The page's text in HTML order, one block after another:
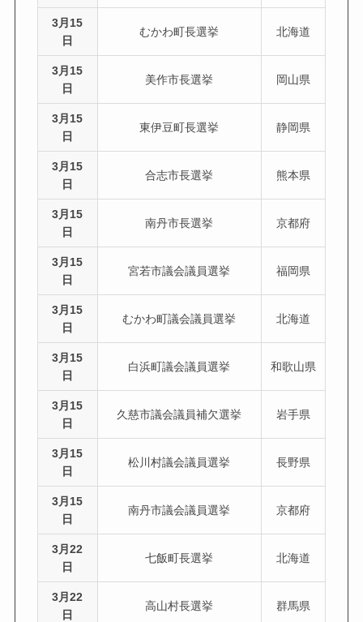
3月15
日
むかわ町長選挙 北海道
3月15
日
美作市長選挙 岡山県
3月15
日
東伊豆町長選挙 静岡県
3月15
日
合志市長選挙 熊本県
3月15
日
南丹市長選挙 京都府
3月15
日
宮若市議会議員選挙 福岡県
3月15
日
むかわ町議会議員選挙 北海道
3月15
日
白浜町議会議員選挙 和歌山県
3月15
日
久慈市議会議員補欠選挙 岩手県
3月15
日
松川村議会議員選挙 長野県
3月15
日
南丹市議会議員選挙 京都府
3月22
日
七飯町長選挙 北海道
3月22
日
高山村長選挙 群馬県